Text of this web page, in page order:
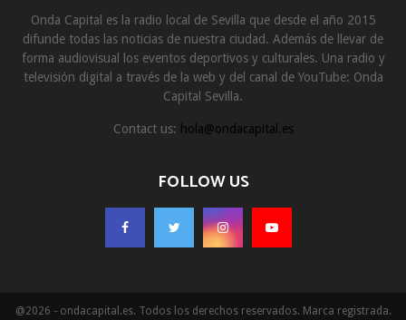
Onda Capital es la radio local de Sevilla que desde el año 2015
difunde todas las noticias de nuestra ciudad. Además de llevar de
forma audiovisual los eventos deportivos y culturales. Una radio y
televisión digital a través de la web y del canal de YouTube: Onda
Capital Sevilla.
Contact us: hola@ondacapital.es
FOLLOW US
@2026 - ondacapital.es. Todos los derechos reservados. Marca registrada.